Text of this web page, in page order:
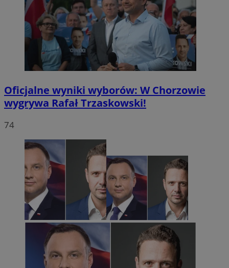
Oficjalne wyniki wyborów: W Chorzowie
wygrywa Rafał Trzaskowski!
74